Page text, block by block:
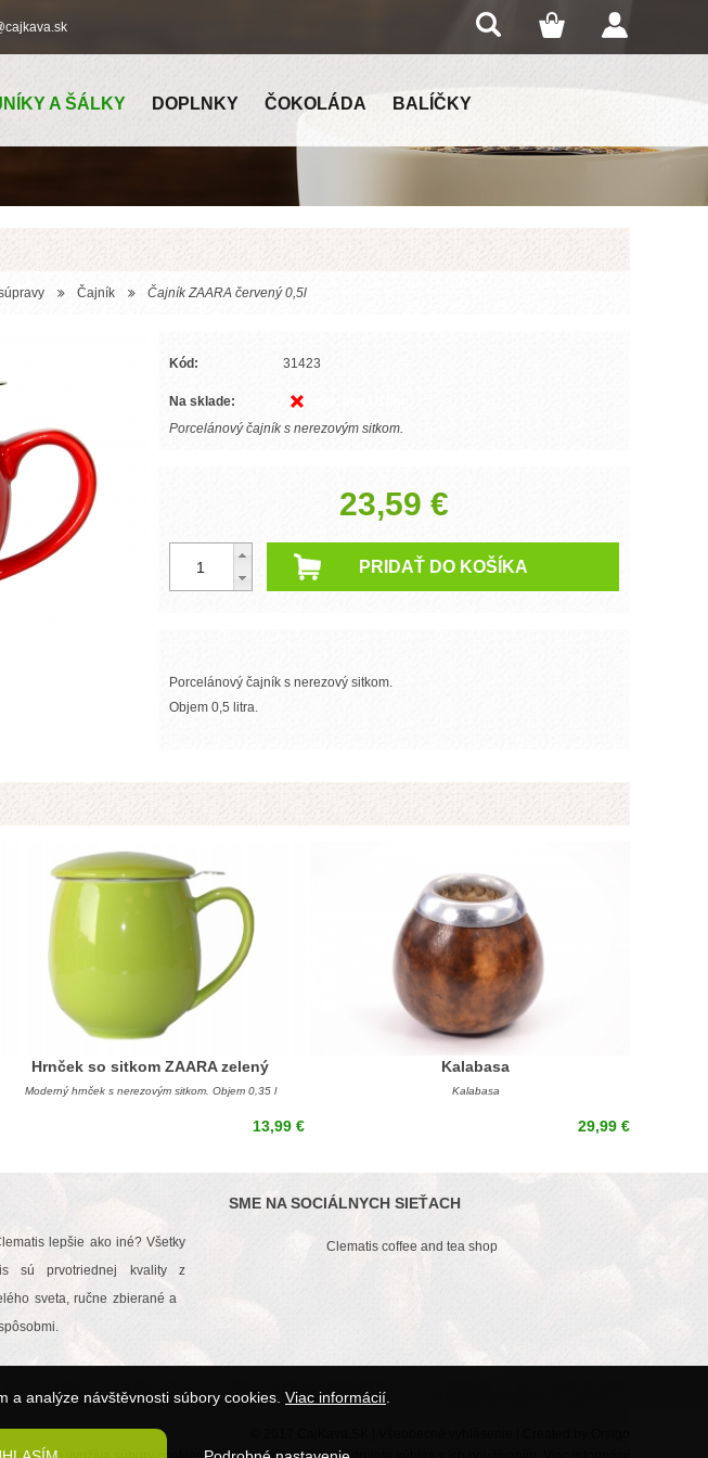
a analýze návštěvnosti súbory cookies. Viac informácií
A ŠÁLKY DOPLNKY ČOKOLÁDA BALÍČKY
Čajník Čajník ZAARA červený 0,5l
Kód: 31423
Na sklade:
Porcelánový čajník s nerezovým sitkom.
23,59 €
Porcelánový čajník s nerezový sitkom.
Objem 0,5 litra.
Hrnček so sitkom ZAARA zelený
Moderný hrnček s nerezovým sitkom. Objem 0,35 l
13,99 €
Kalabasa
Kalabasa
29,99 €
lepšie ako iné? Všetky
sú prvotriednej kvality z
sveta, ručne zbierané a
SME NA SOCIÁLNYCH SIEŤACH
Clematis coffee and tea shop